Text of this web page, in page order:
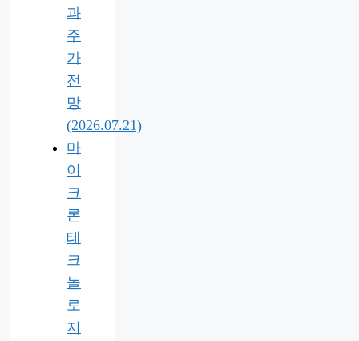
과
주
가
전
망
(2026.07.21)
마
이
크
론
테
크
놀
로
지